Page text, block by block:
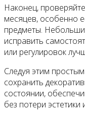
Наконец, проверяйте
месяцев, особенно
предметы.
исправить
или регулировок
Следуя этим
сохранить
состоянии,
без потери